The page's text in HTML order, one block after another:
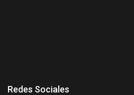
Redes Sociales